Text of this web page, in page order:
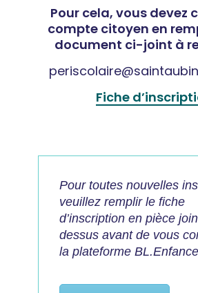
Pour cela, vous devez
compte citoyen en
document ci-joint à
Fiche
Pour toutes nouvelles
veuillez remplir le fiche
d’inscription en pièce
dessus avant de vous
la plateforme